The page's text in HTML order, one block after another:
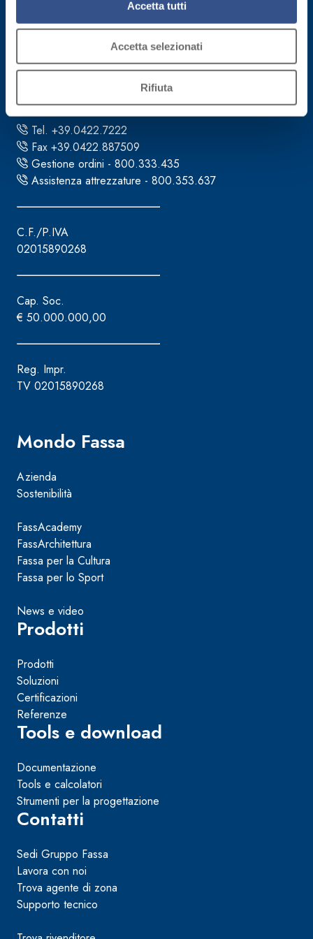
Accetta tutti
Accetta selezionati
Rifiuta
Sede direzionale
Fassa S.r.l.
31027 Spresiano (TV)
Tel. +39.0422.7222
Fax +39.0422.887509
Gestione ordini - 800.333.435
Assistenza attrezzature - 800.353.637
C.F./P.IVA
02015890268
Cap. Soc.
€ 50.000.000,00
Reg. Impr.
TV 02015890268
Mondo Fassa
Azienda
Sostenibilità
FassAcademy
FassArchitettura
Fassa per la Cultura
Fassa per lo Sport
News e video
Prodotti
Prodotti
Soluzioni
Certificazioni
Referenze
Tools e download
Documentazione
Tools e calcolatori
Strumenti per la progettazione
Contatti
Sedi Gruppo Fassa
Lavora con noi
Trova agente di zona
Supporto tecnico